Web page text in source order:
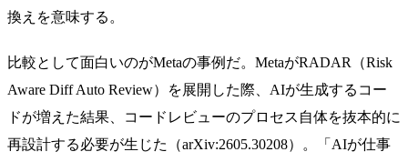
換えを意味する。
比較として面白いのがMetaの事例だ。MetaがRADAR（Risk
Aware Diff Auto Review）を展開した際、AIが生成するコー
ドが増えた結果、コードレビューのプロセス自体を抜本的に
再設計する必要が生じた（arXiv:2605.30208）。「AIが仕事